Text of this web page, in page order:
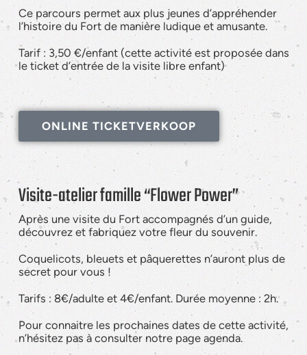
Ce parcours permet aux plus jeunes d’appréhender
l’histoire du Fort de manière ludique et amusante.
Tarif : 3,50 €/enfant (cette activité est proposée dans
le ticket d’entrée de la visite libre enfant)
ONLINE TICKETVERKOOP
Visite-atelier famille “Flower Power”
Après une visite du Fort accompagnés d’un guide,
découvrez et fabriquez votre fleur du souvenir.
Coquelicots, bleuets et pâquerettes n’auront plus de
secret pour vous !
Tarifs : 8€/adulte et 4€/enfant. Durée moyenne : 2h.
Pour connaitre les prochaines dates de cette activité,
n’hésitez pas à consulter notre page agenda.